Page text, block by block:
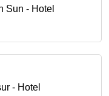
Sun - Hotel
- Hotel